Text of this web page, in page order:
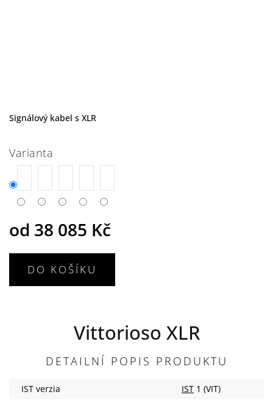
od 38 085 Kč
Varianta
DO KOŠÍKU
Signálový kabel s XLR
Vittorioso XLR
DETAILNÍ POPIS PRODUKTU
IST verzia IST 1 (VIT)